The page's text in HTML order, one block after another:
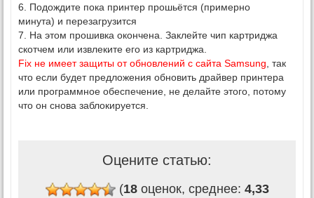
6. Подождите пока принтер прошьётся (примерно
минута) и перезагрузится
7. На этом прошивка окончена. Заклейте чип картриджа
скотчем или извлеките его из картриджа.
Fix не имеет защиты от обновлений с сайта Samsung , так
что если будет предложения обновить драйвер принтера
или программное обеспечение, не делайте этого, потому
что он снова заблокируется.
Оцените статью:
(18оценок, среднее: 4,33